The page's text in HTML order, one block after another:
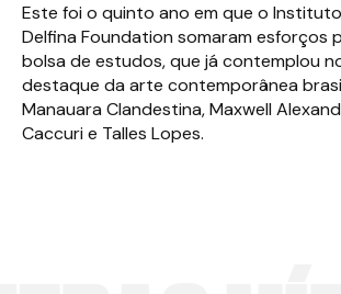
Este foi o quinto ano em que o
Delfina Foundation somaram esforços
bolsa de estudos, que já contemplou
destaque da arte contemporânea
Manauara Clandestina, Maxwell
Caccuri e Talles Lopes.